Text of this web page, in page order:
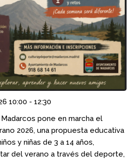
10:00 - 12:30
pone en marcha el
2026, una propuesta educativa
y niñas de 3 a 14 años,
del verano a través del deporte,